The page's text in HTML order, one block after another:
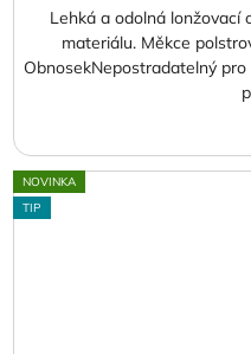
Lehká a odolná lonžovací
materiálu. Měkce
ObnosekNepostradatelný
NOVINKA
TIP